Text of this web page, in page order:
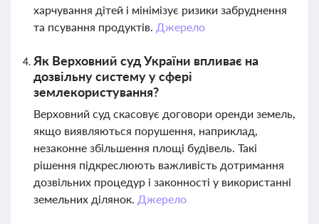
харчування дітей і мінімізує ризики забруднення
та псування продуктів. Джерело
Як Верховний суд України впливає на
дозвільну систему у сфері
землекористування?
Верховний суд скасовує договори оренди земель,
якщо виявляються порушення, наприклад,
незаконне збільшення площі будівель. Такі
рішення підкреслюють важливість дотримання
дозвільних процедур і законності у використанні
земельних ділянок. Джерело